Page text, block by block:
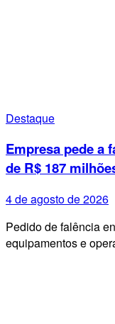
Destaque
Empresa pede a
de R$ 187
4 de agosto de 2026
Pedido de falência
equipamentos e